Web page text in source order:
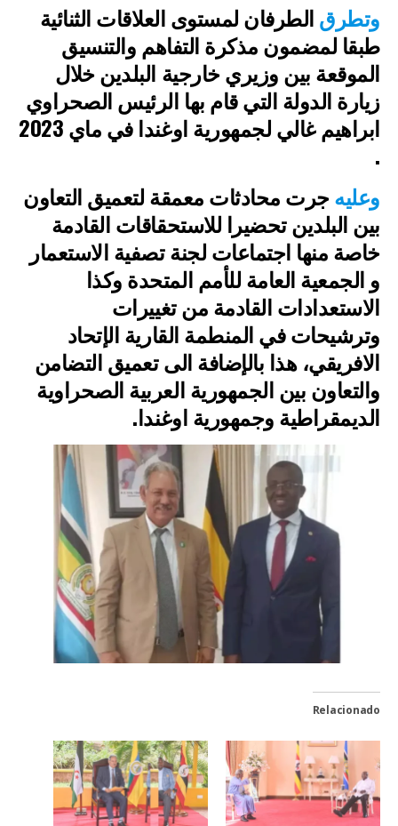
وتطرقالطرفان لمستوى العلاقات الثنائية
طبقا لمضمون مذكرة التفاهم والتنسيق
الموقعة بين وزيري خارجية البلدين خلال
زيارة الدولة التي قام بها الرئيس الصحراوي
ابراهيم غالي لجمهورية اوغندا في ماي 2023
.
وعليهجرت محادثات معمقة لتعميق التعاون
بين البلدين تحضيرا للاستحقاقات القادمة
خاصة منها اجتماعات لجنة تصفية الاستعمار
و الجمعية العامة للأمم المتحدة وكذا
الاستعدادات القادمة من تغييرات
وترشيحات في المنطمة القارية الإتحاد
الافريقي، هذا بالإضافة الى تعميق التضامن
والتعاون بين الجمهورية العربية الصحراوية
الديمقراطية وجمهورية اوغندا.
Relacionado